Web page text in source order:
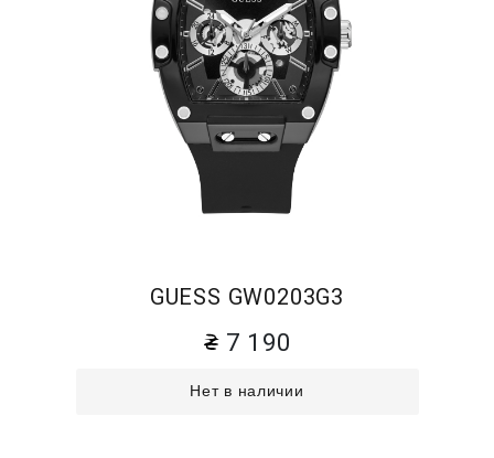
GUESS GW0203G3
7 190
Нет в наличии